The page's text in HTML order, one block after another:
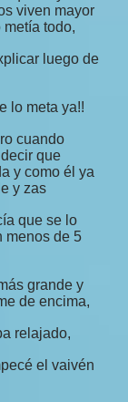
viven mayor
todo,
luego de
lo meta ya!!
cuando
que
y como él ya
y zas
que se lo
menos de 5
grande y
de encima,
relajado,
el vaivén